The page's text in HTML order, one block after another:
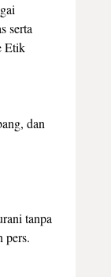
serta
Etik
dan
tanpa
pers.